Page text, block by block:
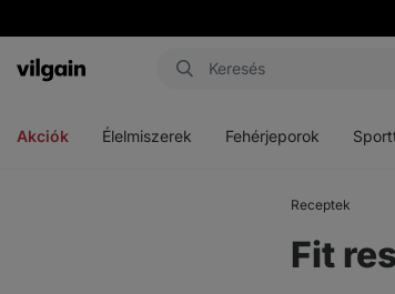
Vilgain
Akciók Élelmiszerek Fehérjeporok
Receptek
Fit